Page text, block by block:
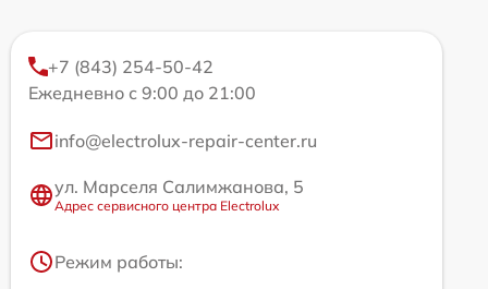
+7 (843) 254-50-42
Ежедневно с 9:00 до 21:00
info@electrolux-repair-center.ru
ул. Марселя Салимжанова, 5
Адрес сервисного центра Electrolux
Режим работы: